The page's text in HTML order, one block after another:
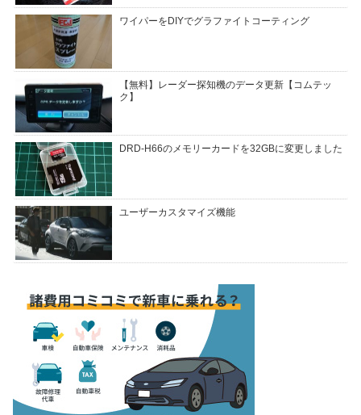
ワイパーをDIYでグラファイトコーティング
【無料】レーダー探知機のデータ更新【コムテッ
ク】
DRD-H66のメモリーカードを32GBに変更しました
ユーザーカスタマイズ機能